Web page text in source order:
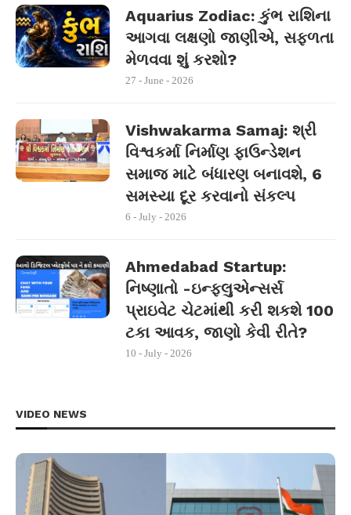
Aquarius Zodiac: કુંભ રાશિના
આગવા લક્ષણો જાણીએ, સફળતા
મેળવવા શું કરશો?
27 - June - 2026
Vishwakarma Samaj: શ્રી
વિશ્વકર્મા નિર્માણ ફાઉન્ડેશન
સમાજ માટે બંધારણ બનાવશે, 6
સમસ્યા દૂર કરવાનો સંકલ્પ
6 - July - 2026
Ahmedabad Startup:
નિષ્ણાતો -ઇન્ફ્લુએન્સર્સ
પ્રાઇવેટ ચેટમાંથી કરી શકશે 100
ટકા આવક, જાણો કેવી રીતે?
10 - July - 2026
VIDEO NEWS